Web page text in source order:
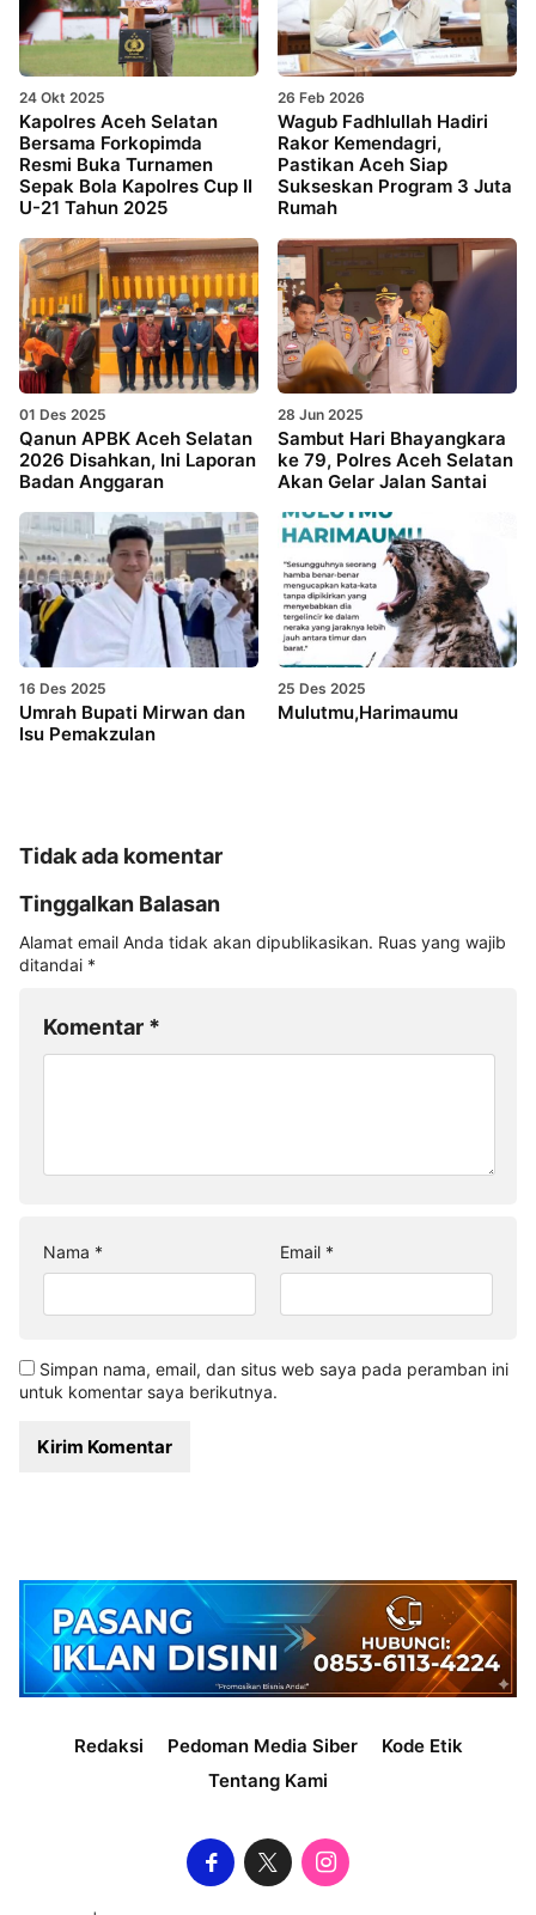
24 Okt 2025
Kapolres Aceh Selatan
Bersama Forkopimda
Resmi Buka Turnamen
Sepak Bola Kapolres Cup II
U-21 Tahun 2025
26 Feb 2026
Wagub Fadhlullah Hadiri
Rakor Kemendagri,
Pastikan Aceh Siap
Sukseskan Program 3 Juta
Rumah
01 Des 2025
Qanun APBK Aceh Selatan
2026 Disahkan, Ini Laporan
Badan Anggaran
28 Jun 2025
Sambut Hari Bhayangkara
ke 79, Polres Aceh Selatan
Akan Gelar Jalan Santai
16 Des 2025
Umrah Bupati Mirwan dan
Isu Pemakzulan
25 Des 2025
Mulutmu,Harimaumu
Tidak ada komentar
Tinggalkan Balasan
Alamat email Anda tidak akan dipublikasikan. Ruas yang wajib
ditandai *
Komentar *
Nama * Email *
Simpan nama, email, dan situs web saya pada peramban ini
untuk komentar saya berikutnya.
Redaksi Pedoman Media Siber
Kode Etik
Tentang Kami